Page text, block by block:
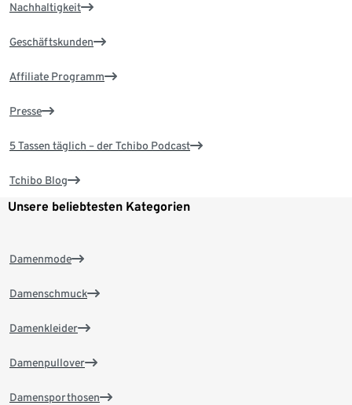
Nachhaltigkeit
Geschäftskunden
Affiliate Programm
Presse
5 Tassen täglich – der Tchibo Podcast
Tchibo Blog
Unsere beliebtesten Kategorien
Damenmode
Damenschmuck
Damenkleider
Damenpullover
Damensporthosen